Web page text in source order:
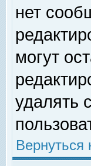
нет
могут
удалять
Вернуться